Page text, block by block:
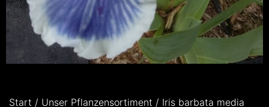
Start / Unser Pflanzensortiment / Iris barbata media